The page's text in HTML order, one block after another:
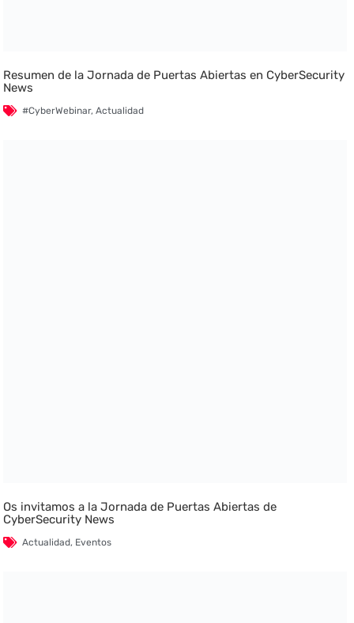
Resumen de la Jornada de Puertas Abiertas en CyberSecurity
News
#CyberWebinar,Actualidad
Os invitamos a la Jornada de Puertas Abiertas de
CyberSecurity News
Actualidad, Eventos